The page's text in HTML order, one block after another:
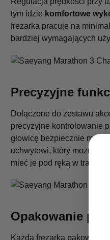
tym idzie komfortowe
frezarka pracuje na
bardziej wymagających
Precyzyjne
Dołączone do zestawu
precyzyjne kontrolowanie
głowicę bezpiecznie
uchwytowi, który można
mieć je pod ręką w trakcie
Opakowanie
Każda frezarka pakowana